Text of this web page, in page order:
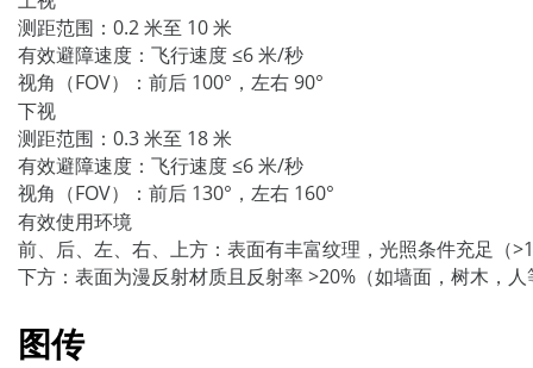
测距范围：0.2 米至 10 米
有效避障速度：飞行速度 ≤6 米/秒
视角（FOV）：前后 100°，左右 90°
下视
测距范围：0.3 米至 18 米
有效避障速度：飞行速度 ≤6 米/秒
视角（FOV）：前后 130°，左右 160°
有效使用环境
前、后、左、右、上方：表面有丰富纹理，光照条件充足（
下方：表面为漫反射材质且反射率 >20%（如墙面，树木，
图传